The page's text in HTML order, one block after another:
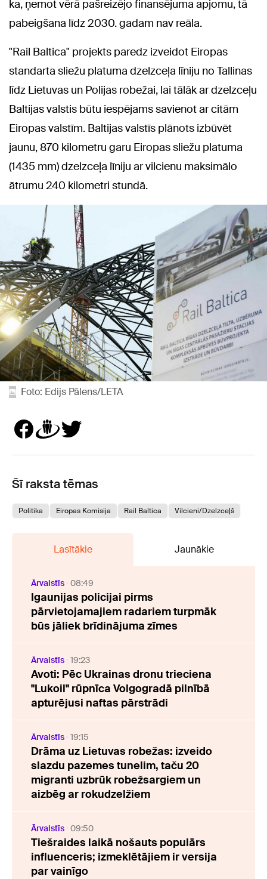
ka, ņemot vērā pašreizējo finansējuma apjomu, tā
pabeigšana līdz 2030. gadam nav reāla.
"Rail Baltica" projekts paredz izveidot Eiropas
standarta sliežu platuma dzelzceļa līniju no Tallinas
līdz Lietuvas un Polijas robežai, lai tālāk ar dzelzceļu
Baltijas valstis būtu iespējams savienot ar citām
Eiropas valstīm. Baltijas valstīs plānots izbūvēt
jaunu, 870 kilometru garu Eiropas sliežu platuma
(1435 mm) dzelzceļa līniju ar vilcienu maksimālo
ātrumu 240 kilometri stundā.
Foto: Edijs Pālens/LETA
Šī raksta tēmas
Politika Eiropas Komisija Rail Baltica Vilcieni/Dzelzceļš
Lasītākie Jaunākie
Ārvalstīs 08:49
Igaunijas policijai pirms
pārvietojamajiem radariem turpmāk
būs jāliek brīdinājuma zīmes
Ārvalstīs 19:23
Avoti: Pēc Ukrainas dronu trieciena
"Lukoil" rūpnīca Volgogradā pilnībā
apturējusi naftas pārstrādi
Ārvalstīs 19:15
Drāma uz Lietuvas robežas: izveido
slazdu pazemes tunelim, taču 20
migranti uzbrūk robežsargiem un
aizbēg ar rokudzelžiem
Ārvalstīs 09:50
Tiešraides laikā nošauts populārs
influenceris; izmeklētājiem ir versija
par vainīgo